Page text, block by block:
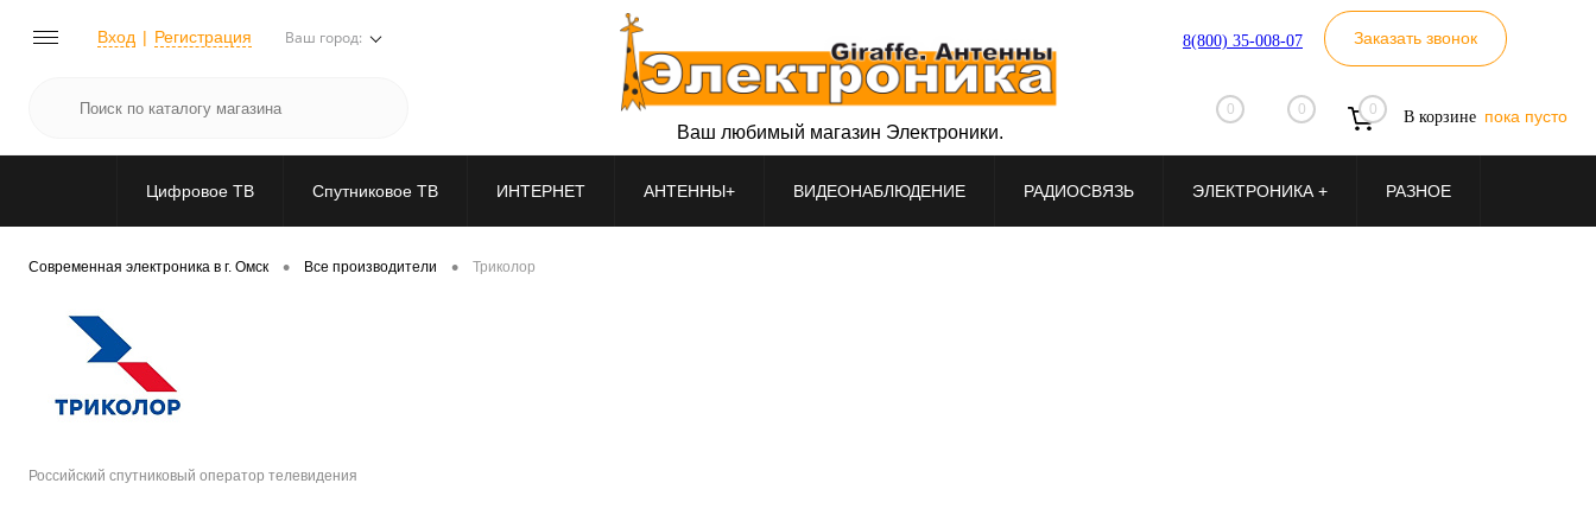
Вход Регистрация Ваш город: 8(800) 35-008-07 Заказать звонок
0 0 0 В корзине пока пусто
Ваш любимый магазин Электроники.
Цифровое ТВ Спутниковое ТВ ИНТЕРНЕТ АНТЕННЫ+ ВИДЕОНАБЛЮДЕНИЕ РАДИОСВЯЗЬ ЭЛЕКТРОНИКА + РАЗНОЕ
Современная электроника в г. Омск • Все производители • Триколор
Российский спутниковый оператор телевидения